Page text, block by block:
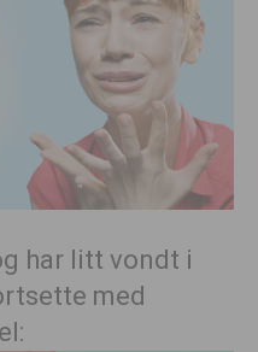
har litt vondt i
med